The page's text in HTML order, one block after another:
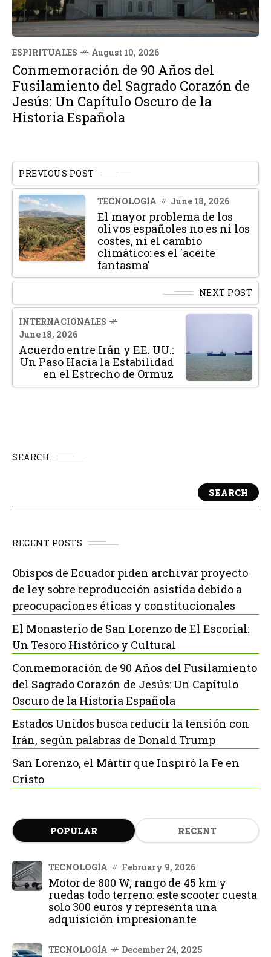
ESPIRITUALES August 10, 2026
Conmemoración de 90 Años del
Fusilamiento del Sagrado Corazón de
Jesús: Un Capítulo Oscuro de la
Historia Española
PREVIOUS POST
TECNOLOGÍA June 18, 2026
El mayor problema de los
olivos españoles no es ni los
costes, ni el cambio
climático: es el 'aceite
fantasma'
NEXT POST
INTERNACIONALES
June 18, 2026
Acuerdo entre Irán y EE. UU.:
Un Paso Hacia la Estabilidad
en el Estrecho de Ormuz
SEARCH
SEARCH
RECENT POSTS
Obispos de Ecuador piden archivar proyecto
de ley sobre reproducción asistida debido a
preocupaciones éticas y constitucionales
El Monasterio de San Lorenzo de El Escorial:
Un Tesoro Histórico y Cultural
Conmemoración de 90 Años del Fusilamiento
del Sagrado Corazón de Jesús: Un Capítulo
Oscuro de la Historia Española
Estados Unidos busca reducir la tensión con
Irán, según palabras de Donald Trump
San Lorenzo, el Mártir que Inspiró la Fe en
Cristo
POPULAR RECENT
TECNOLOGÍA February 9, 2026
Motor de 800 W, rango de 45 km y
ruedas todo terreno: este scooter cuesta
solo 300 euros y representa una
adquisición impresionante
TECNOLOGÍA December 24, 2025